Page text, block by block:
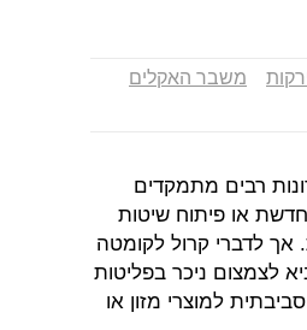
משבר האקלים
רבים מתמקדים
או פיתוח שיטות
אך לדברי קרול לקומטה
לצמצום ניכר בפליטות
למוצרי מזון או